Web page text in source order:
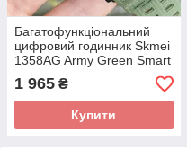
Багатофункціональний
цифровий годинник Skmei
1358AG Army Green Smart
Watch Compass
1 965 ₴
Купити